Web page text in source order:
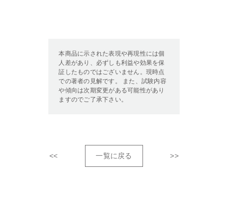
本商品に示された表現や再現性には個
人差があり、必ずしも利益や効果を保
証したものではございません。現時点
での著者の見解です。 また、試験内容
や傾向は次期変更がある可能性があり
ますのでご了承下さい。
<< 一覧に戻る >>